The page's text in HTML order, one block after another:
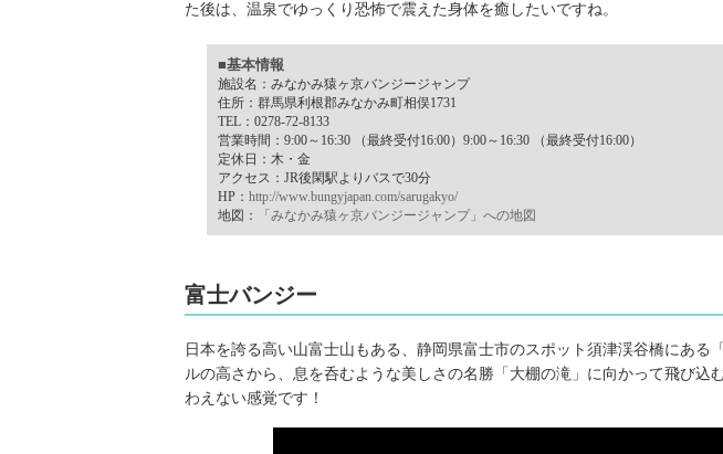
た後は、温泉でゆっくり恐怖で震えた身体を癒したいですね。
■基本情報
施設名：みなかみ猿ヶ京バンジージャンプ
住所：群馬県利根郡みなかみ町相俣1731
TEL：0278-72-8133
営業時間：9:00～16:30 （最終受付16:00）9:00～16:30 （最終受付16:00）
定休日：木・金
アクセス：JR後閑駅よりバスで30分
HP： http://www.bungyjapan.com/sarugakyo/
地図：
「みなかみ猿ヶ京バンジージャンプ」への地図
富士バンジー
日本を誇る高い山富士山もある、静岡県富士市のスポット須津渓谷橋にある
ルの高さから、息を呑むような美しさの名勝「大棚の滝」に向かって飛び込
わえない感覚です！